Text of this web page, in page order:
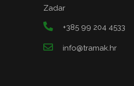
Zadar
+385 99 204 4533
info@tramak.hr